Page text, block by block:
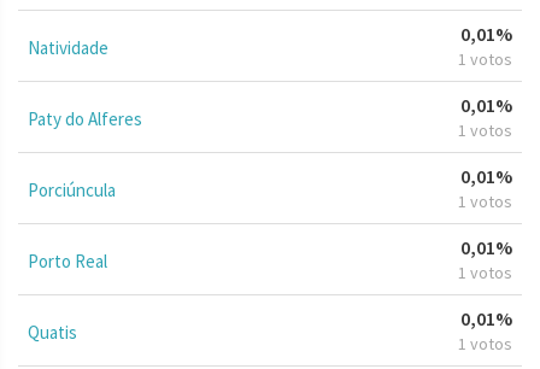
Natividade
0,01%
1 votos
Paty do Alferes
0,01%
1 votos
Porciúncula
0,01%
1 votos
Porto Real
0,01%
1 votos
Quatis
0,01%
1 votos